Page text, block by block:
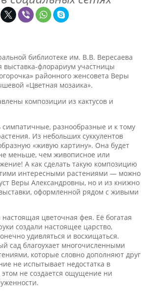
библиотеке им. В.В. Вересаева
выставка-флорариум участницы
районного женсовета Веры
«Цветная мозаика».
композиции из кактусов и
разнообразные и к тому
Из небольших суккулентов
«живую картину». Она будет
меньше, чем живописное или
А как сделать такую композицию
интересными растениями — можно
Веры Александровны, но и из книжно
оформленной рядом с живыми
цветочная фея. Её богатая
создали настоящее царство,
удивляться и восхищаться.
сад благоухает многочисленными
которые словно дополняют друг
не испытывает недостатка в
не создается ощущение ни